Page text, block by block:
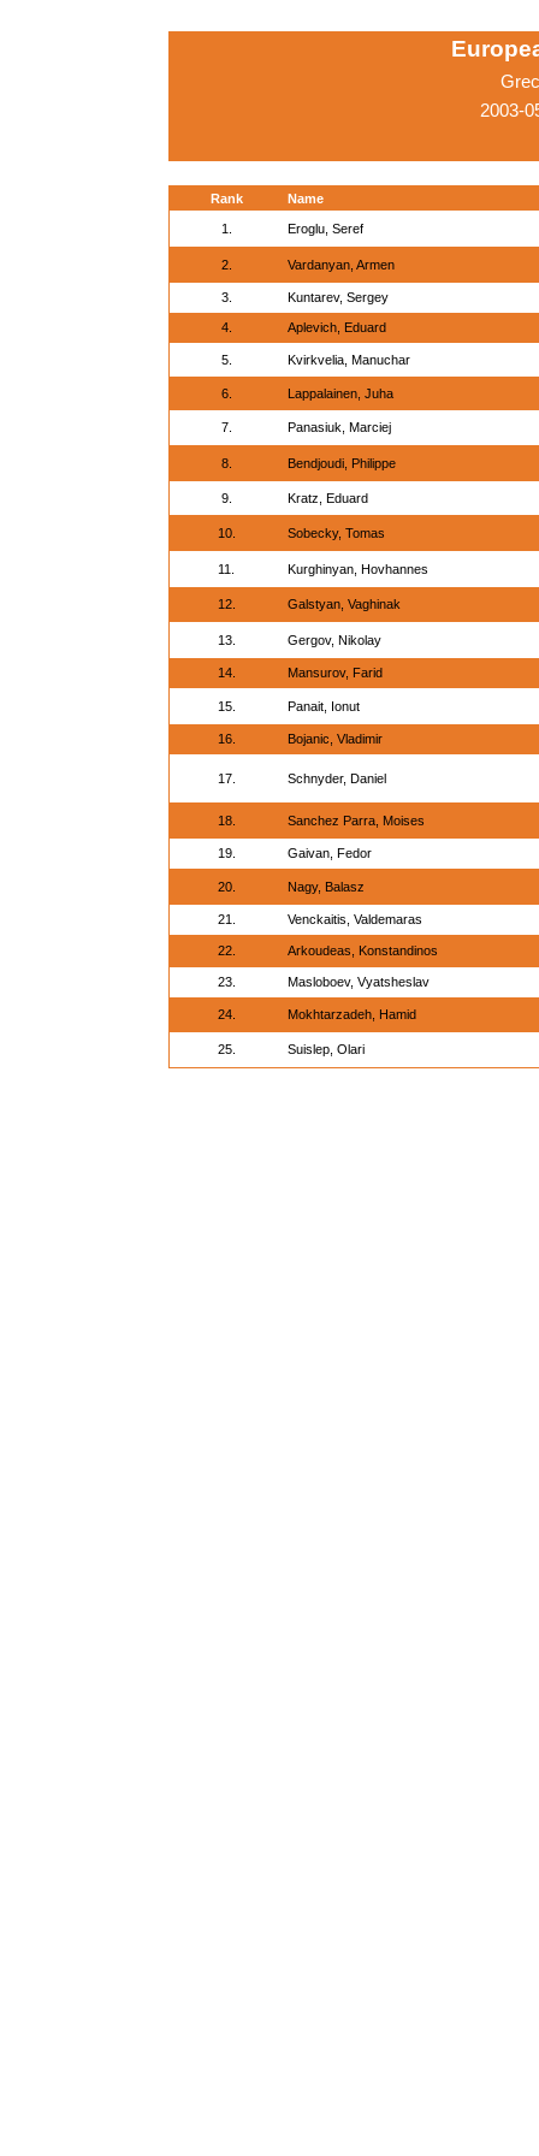
2003-
Rank Name
1. Eroglu, Seref
2. Vardanyan, Armen
3. Kuntarev, Sergey
4. Aplevich, Eduard
5. Kvirkvelia, Manuchar
6. Lappalainen, Juha
7. Panasiuk, Marciej
8. Bendjoudi, Philippe
9. Kratz, Eduard
10. Sobecky, Tomas
11. Kurghinyan, Hovhannes
12. Galstyan, Vaghinak
13. Gergov, Nikolay
14. Mansurov, Farid
15. Panait, Ionut
16. Bojanic, Vladimir
17. Schnyder, Daniel
18. Sanchez Parra, Moises
19. Gaivan, Fedor
20. Nagy, Balasz
21. Venckaitis, Valdemaras
22. Arkoudeas, Konstandinos
23. Masloboev, Vyatsheslav
24. Mokhtarzadeh, Hamid
25. Suislep, Olari